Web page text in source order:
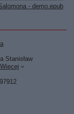
- demo.epub
Stanisław
Więcej